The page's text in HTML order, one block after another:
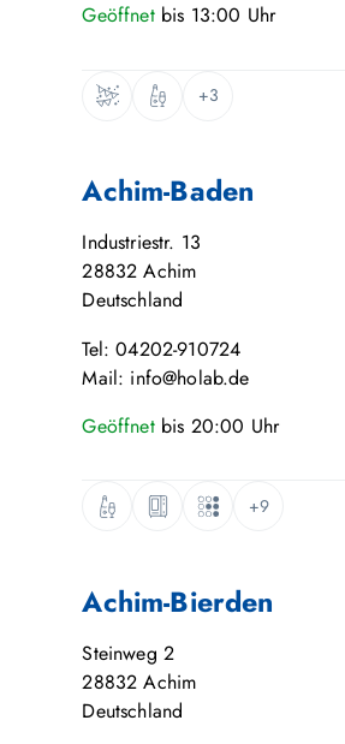
Geöffnet bis 13:00 Uhr
+3
Achim-Baden
Industriestr. 13
28832 Achim
Deutschland
Tel: 04202-910724
Mail: info@holab.de
Geöffnet bis 20:00 Uhr
+9
Achim-Bierden
Steinweg 2
28832 Achim
Deutschland